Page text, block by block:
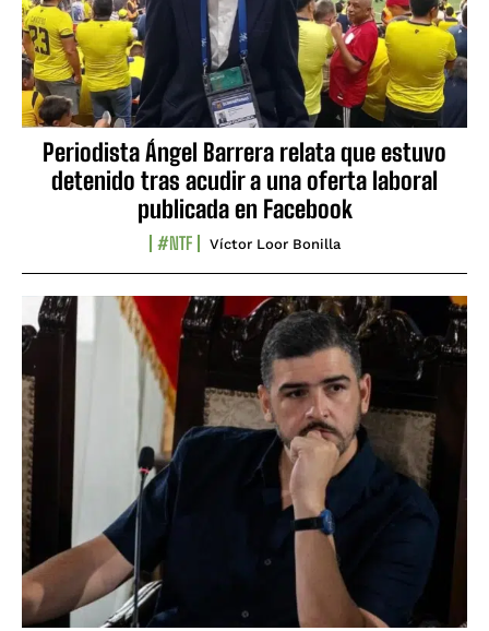
Periodista Ángel Barrera relata que estuvo
detenido tras acudir a una oferta laboral
publicada en Facebook
#NTF Víctor Loor Bonilla